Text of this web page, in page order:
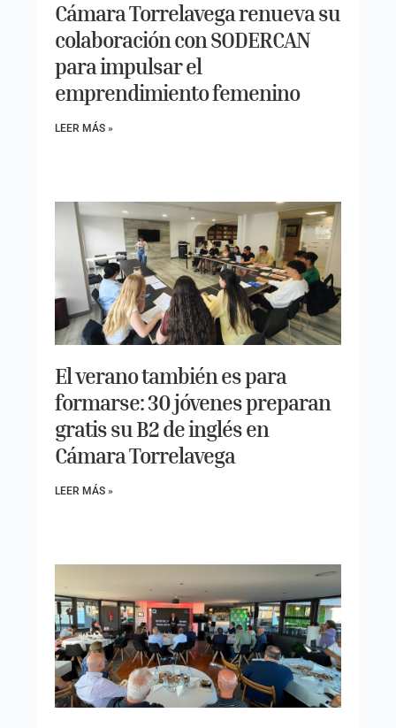
Cámara Torrelavega renueva su
colaboración con SODERCAN
para impulsar el
emprendimiento femenino
LEER MÁS »
El verano también es para
formarse: 30 jóvenes preparan
gratis su B2 de inglés en
Cámara Torrelavega
LEER MÁS »